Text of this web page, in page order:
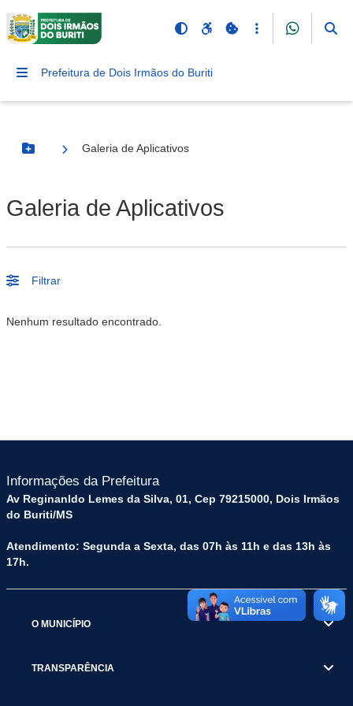
Prefeitura de Dois Irmãos do Buriti
Botão Menu
Galeria de Aplicativos
Galeria de Aplicativos
Filtrar
Nenhum resultado encontrado.
Informações da Prefeitura
Av Reginanldo Lemes da Silva, 01, Cep 79215000, Dois Irmãos
do Buriti/MS
Atendimento: Segunda a Sexta, das 07h às 11h e das 13h às
17h.
O MUNICÍPIO
TRANSPARÊNCIA